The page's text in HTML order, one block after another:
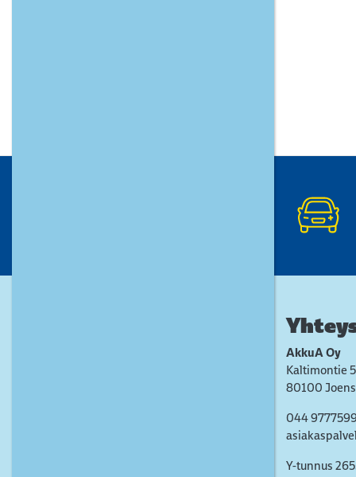
AkkuA Oy
Kaltimontie 5
80100
044
Y-tunnus